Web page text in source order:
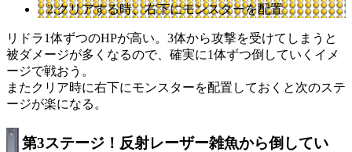
2.クリアする時、右下にモンスターを配置
リドラ1体ずつのHPが高い。3体から攻撃を受けてしまうと
被ダメージが多くなるので、確実に1体ずつ倒していくイメ
ージで戦おう。
またクリア時に右下にモンスターを配置しておくと次のステ
ージが楽になる。
第3ステージ！反射レーザー雑魚から倒してい